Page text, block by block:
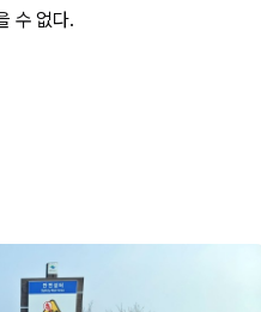
수 없다.